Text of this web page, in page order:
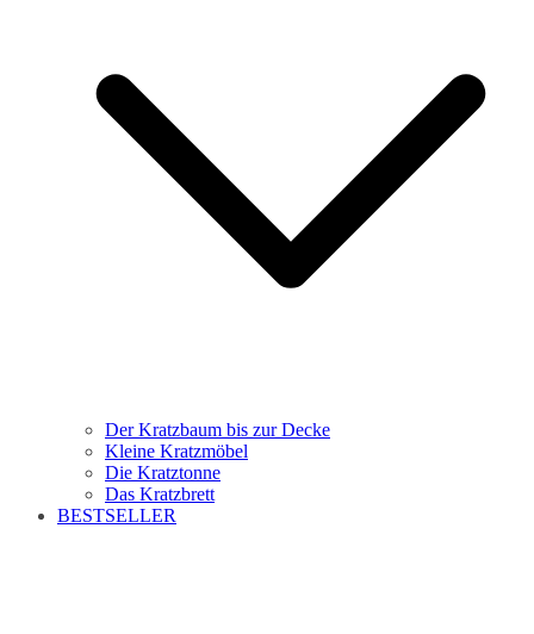
Der Kratzbaum bis zur Decke
Kleine Kratzmöbel
Die Kratztonne
Das Kratzbrett
BESTSELLER